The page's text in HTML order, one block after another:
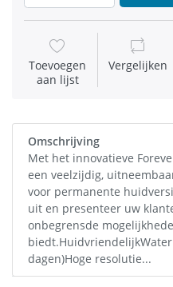
Toevoegen
aan lijst
Vergelijken
Omschrijving
Met het innovatieve
een veelzijdig,
voor permanente
uit en presenteer uw
onbegrensde
dagen)Hoge resolutie...